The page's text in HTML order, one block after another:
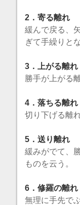
2．寄る離れ
緩んで戻る、
ぎて手繰りと
3．上がる離れ
勝手が上がる
4．落ちる離れ
切り下げる離
5．送り離れ
緩みがでて、
ものを云う。
6．修羅の離れ
無理に手先で